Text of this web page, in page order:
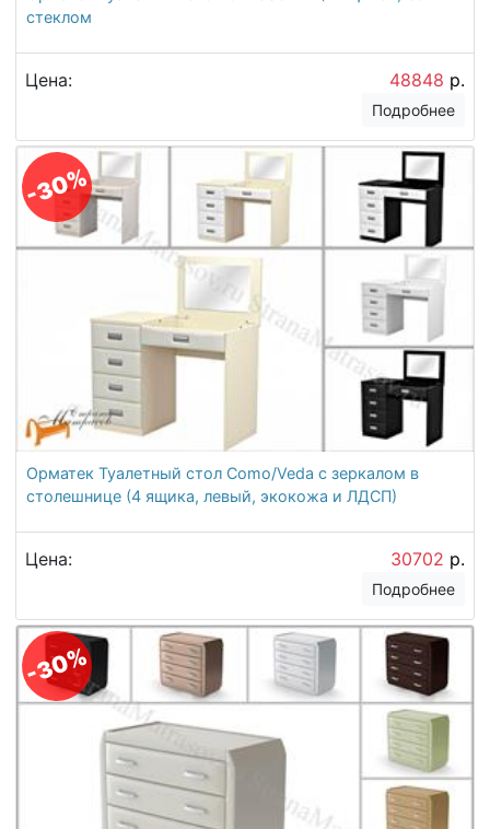
стеклом
Цена: 48848 р.
Подробнее
-30%
Орматек Туалетный стол Como/Veda с зеркалом в
столешнице (4 ящика, левый, экокожа и ЛДСП)
Цена: 30702 р.
Подробнее
-30%